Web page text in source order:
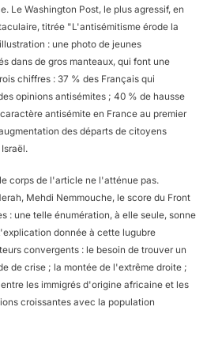
Le Washington Post, le plus agressif, en
titrée "L'antisémitisme érode la
: une photo de jeunes
dans de gros manteaux, qui font une
chiffres : 37 % des Français qui
opinions antisémites ; 40 % de hausse
antisémite en France au premier
des départs de citoyens
corps de l'article ne l'atténue pas.
Mehdi Nemmouche, le score du Front
: une telle énumération, à elle seule, sonne
donnée à cette lugubre
convergents : le besoin de trouver un
de crise ; la montée de l'extrême droite ;
les immigrés d'origine africaine et les
croissantes avec la population